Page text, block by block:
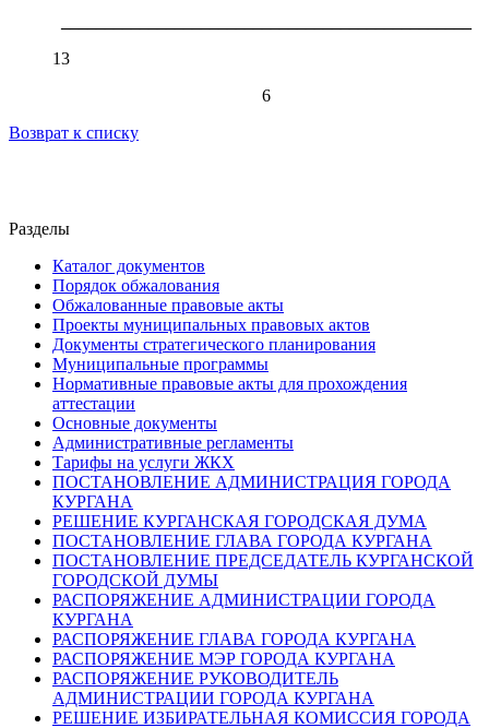
13
6
Возврат к списку
Разделы
Каталог документов
Порядок обжалования
Обжалованные правовые акты
Проекты муниципальных правовых актов
Документы стратегического планирования
Муниципальные программы
Нормативные правовые акты для прохождения
аттестации
Основные документы
Административные регламенты
Тарифы на услуги ЖКХ
ПОСТАНОВЛЕНИЕ АДМИНИСТРАЦИЯ ГОРОДА
КУРГАНА
РЕШЕНИЕ КУРГАНСКАЯ ГОРОДСКАЯ ДУМА
ПОСТАНОВЛЕНИЕ ГЛАВА ГОРОДА КУРГАНА
ПОСТАНОВЛЕНИЕ ПРЕДСЕДАТЕЛЬ КУРГАНСКОЙ
ГОРОДСКОЙ ДУМЫ
РАСПОРЯЖЕНИЕ АДМИНИСТРАЦИИ ГОРОДА
КУРГАНА
РАСПОРЯЖЕНИЕ ГЛАВА ГОРОДА КУРГАНА
РАСПОРЯЖЕНИЕ МЭР ГОРОДА КУРГАНА
РАСПОРЯЖЕНИЕ РУКОВОДИТЕЛЬ
АДМИНИСТРАЦИИ ГОРОДА КУРГАНА
РЕШЕНИЕ ИЗБИРАТЕЛЬНАЯ КОМИССИЯ ГОРОДА